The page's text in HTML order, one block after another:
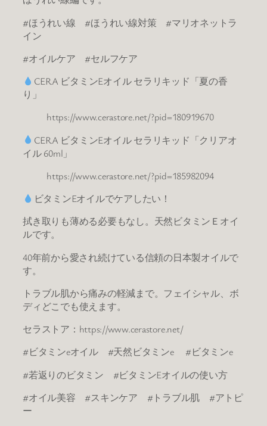
#ほうれい線 #ほうれい線対策 #マリオネットラ
イン
#オイルケア #セルフケア
CERA ビタミンEオイル セラリキッド「夏の香
り」
https://www.cerastore.net/?pid=180919670
CERA ビタミンEオイル セラリキッド「クリアオ
イル 60ml」
https://www.cerastore.net/?pid=185982094
ビタミンEオイルでケアしたい！
拭き取りも薄める必要もなし。天然ビタミンＥオイ
ルです。
40年前から愛され続けている信頼の日本製オイルで
す。
トラブル肌から痛みの軽減まで。フェイシャル、ボ
ディどこでも使えます。
セラストア：https://www.cerastore.net/
#ビタミンeオイル #天然ビタミンe #ビタミンe
#若返りのビタミン #ビタミンEオイルの使い方
#オイル美容 #スキンケア #トラブル肌 #アトピ
ー